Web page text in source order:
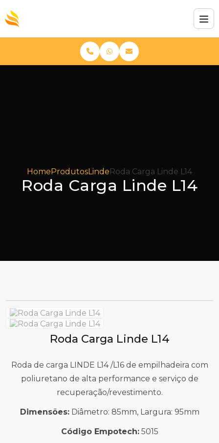
HomeProdutosLindeRoda Carga Linde L14
Roda Carga Linde L14
Roda Carga Linde L14
Roda de carga LINDE L14 /L16 de empilhadeira com
poliuretano de alta performance e serviço de
recuperação/revestimento.
Dimensões:Diâmetro: 85mm, Largura: 95mm
Código Empotech:5015